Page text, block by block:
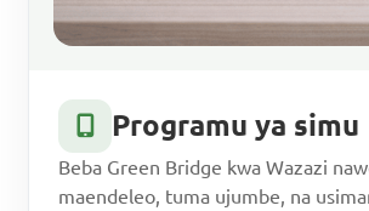
Programu ya simu
Beba Green Bridge kwa Wazazi
maendeleo, tuma ujumbe, na